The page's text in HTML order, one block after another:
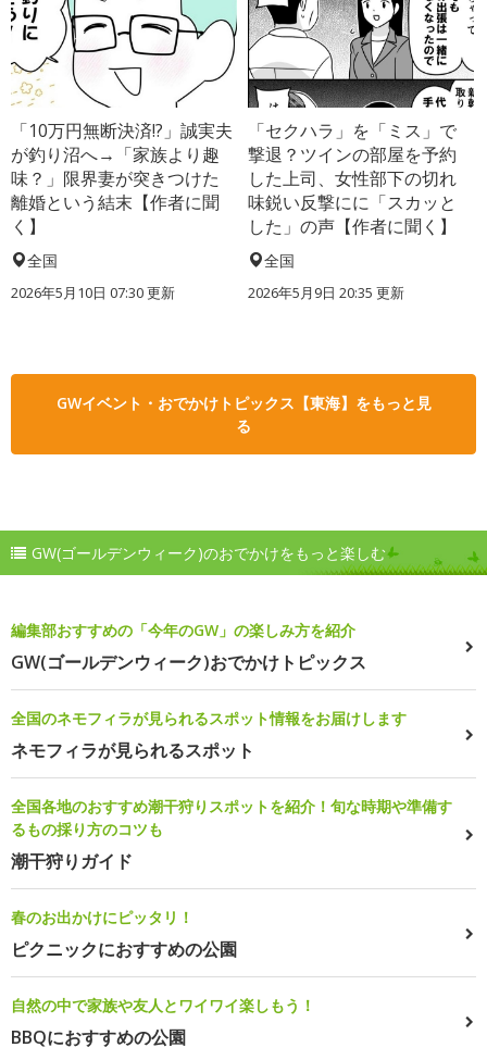
「10万円無断決済!?」誠実夫
が釣り沼へ→「家族より趣
味？」限界妻が突きつけた
離婚という結末【作者に聞
く】
全国
2026年5月10日 07:30 更新
「セクハラ」を「ミス」で
撃退？ツインの部屋を予約
した上司、女性部下の切れ
味鋭い反撃にに「スカッと
した」の声【作者に聞く】
全国
2026年5月9日 20:35 更新
GWイベント・おでかけトピックス【東海】をもっと見
る
GW(ゴールデンウィーク)のおでかけをもっと楽しむ
編集部おすすめの「今年のGW」の楽しみ方を紹介
GW(ゴールデンウィーク)おでかけトピックス
全国のネモフィラが見られるスポット情報をお届けします
ネモフィラが見られるスポット
全国各地のおすすめ潮干狩りスポットを紹介！旬な時期や準備す
るもの採り方のコツも
潮干狩りガイド
春のお出かけにピッタリ！
ピクニックにおすすめの公園
自然の中で家族や友人とワイワイ楽しもう！
BBQにおすすめの公園